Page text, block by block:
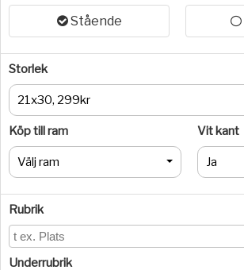
Stående
Storlek
21x30, 299kr
Köp till ram
Välj ram
Vit kant
Ja
Rubrik
Underrubrik